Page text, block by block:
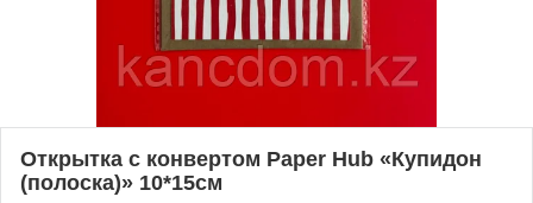
Открытка с конвертом Paper Hub «Купидон
(полоска)» 10*15см